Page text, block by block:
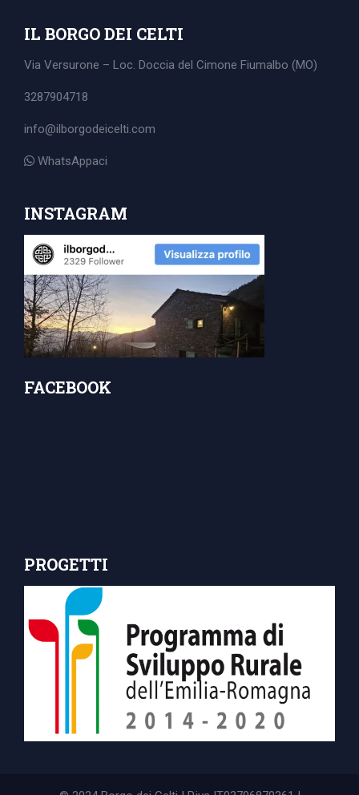
IL BORGO DEI CELTI
Via Versurone – Loc. Doccia del Cimone Fiumalbo (MO)
3287904718
info@ilborgodeicelti.com
WhatsAppaci
INSTAGRAM
FACEBOOK
PROGETTI